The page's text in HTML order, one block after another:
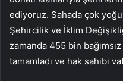
ediyoruz. Sahada çok
Şehircilik ve İklim
zamanda 455 bin
tamamladı ve hak sahibi